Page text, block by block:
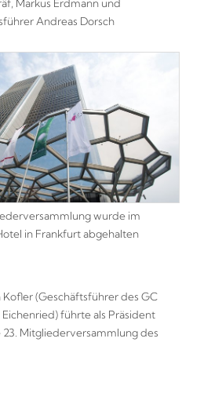
Markus Erdmann und
Andreas Dorsch
wurde im
in Frankfurt abgehalten
Kofler (Geschäftsführer des GC
führte als Präsident
Mitgliederversammlung des